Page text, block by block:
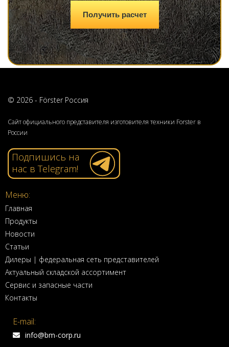
Получить расчет
© 2026 - Förster Россия
Сайт официального представителя изготовителя техники Forster в
России
Подпишись на
нас в Telegram!
Меню:
Главная
Продукты
Новости
Статьи
Дилеры | федеральная сеть представителей
Актуальный складской ассортимент
Сервис и запасные части
Контакты
E-mail:
info@bm-corp.ru